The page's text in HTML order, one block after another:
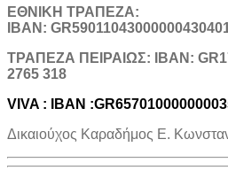
ΕΘΝΙΚΗ ΤΡΑΠΕΖΑ:
IBAN:
TΡΑΠΕΖΑ ΠΕΙΡΑΙΩΣ: IBAN:
2765 318
VIVA : IBAN
Δικαιούχος Καραδήμος Ε.